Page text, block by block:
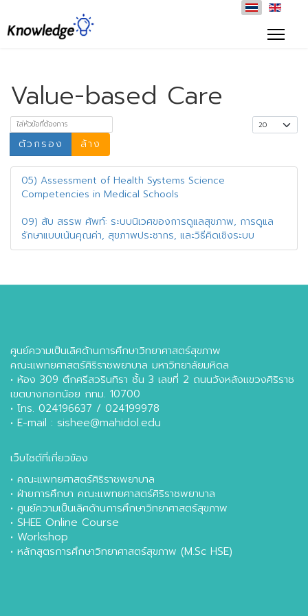
Value-based Care
ใส่หัวข้อที่ต้องการ
ตัวกรอง
ล้าง
แสดง #
05) Assessment of Health Systems Science
Competencies in Medical Schools
09) สับ สรรพ ศัพท์: ระบบนิเวศของการดูแลสุขภาพ, การดูแล
รักษาแบบเน้นคุณค่า, สุขภาพประชากร, และวิธีคิดเชิงระบบ
ศูนย์ความเป็นเลิศด้านการศึกษาวิทยาศาสตร์สุขภาพ
คณะแพทยศาสตร์ศิริราชพยาบาล มหาวิทยาลัยมหิดล
• ห้อง 309 ตึกศรีสวรินทิรา ชั้น 3 เลขที่ 2 ถนนวังหลังแขวงศิริราช
เขตบางกอกน้อย กทม. 10700
• โทร. 024196637 / 024199978
• E-mail : sishee@mahidol.edu
เว็บไซต์ที่เกี่ยวข้อง
• คณะแพทยศาสตร์ศิริราชพยาบาล
• ฝ่ายการศึกษา คณะแพทยศาสตร์ศิริราชพยาบาล
• ศูนย์ความเป็นเลิศด้านการศึกษาวิทยาศาสตร์สุขภาพ
• SHEE Online Course
• Workshop
• หลักสูตรการศึกษาวิทยาศาสตร์สุขภาพ (M.Sc HSE)